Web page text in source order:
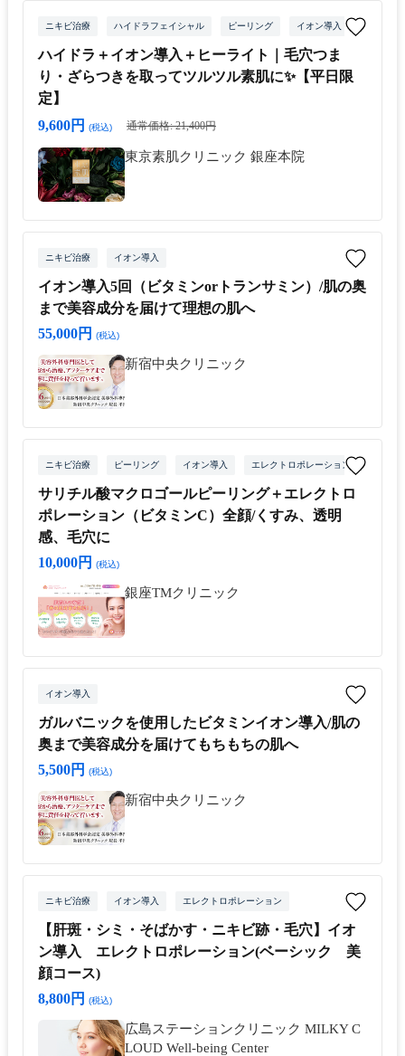
ニキビ治療 ハイドラフェイシャル ピーリング イオン導入
ハイドラ＋イオン導入＋ヒーライト｜毛穴つま
り・ざらつきを取ってツルツル素肌に✨【平日限
定】
9,600円
(税込) 通常価格: 21,400円
東京素肌クリニック 銀座本院
ニキビ治療 イオン導入
イオン導入5回（ビタミンorトランサミン）/肌の奥
まで美容成分を届けて理想の肌へ
55,000円
(税込)
新宿中央クリニック
ニキビ治療 ピーリング イオン導入 エレクトロポレーション
サリチル酸マクロゴールピーリング＋エレクトロ
ポレーション（ビタミンC）全顔/くすみ、透明
感、毛穴に
10,000円
(税込)
銀座TMクリニック
イオン導入
ガルバニックを使用したビタミンイオン導入/肌の
奥まで美容成分を届けてもちもちの肌へ
5,500円
(税込)
新宿中央クリニック
ニキビ治療 イオン導入 エレクトロポレーション
【肝斑・シミ・そばかす・ニキビ跡・毛穴】イオ
ン導入 エレクトロポレーション(ベーシック 美
顔コース)
8,800円
(税込)
広島ステーションクリニック MILKY C
LOUD Well-being Center